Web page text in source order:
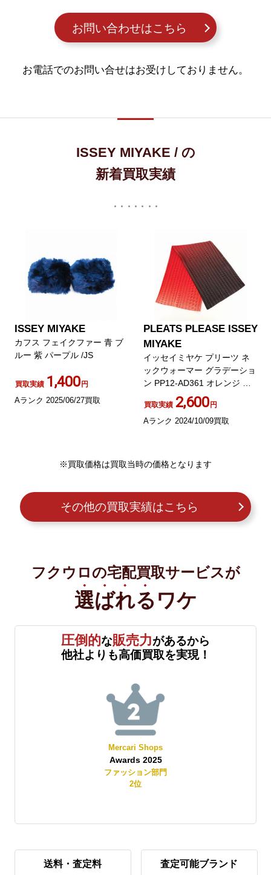
お問い合わせはこちら
お電話でのお問い合せはお受けしておりません。
ISSEY MIYAKE / の
新着買取実績
ISSEY MIYAKE
カフス フェイクファー 青 ブ
ルー 紫 パープル /JS
買取実績 1,400円
Aランク 2025/06/27買取
PLEATS PLEASE ISSEY
MIYAKE
イッセイミヤケ プリーツ ネ
ックウォーマー グラデーショ
ン PP12-AD361 オレンジ ダ
ークブラウン
買取実績 2,600円
Aランク 2024/10/09買取
※買取価格は買取当時の価格となります
その他の買取実績はこちら
フクウロの宅配買取サービスが
選ばれる ワケ
圧倒的な販売力があるから
他社よりも高価買取を実現！
Mercari Shops
Awards 2025
ファッション部門
2位
送料・査定料 査定可能ブランド